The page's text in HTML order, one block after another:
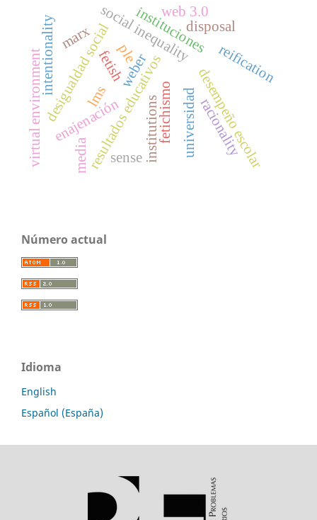
universidad
fetichismo
resultados educativos desempeño escolar
social inequality
desigualdad social
racionality
weber
institutions
instituciones
fetish
disposal
reification
enajenación
marx
media
virtual environment ple
lms
web 3.0
intentionality
sense
Número actual
Idioma
English
Español (España)